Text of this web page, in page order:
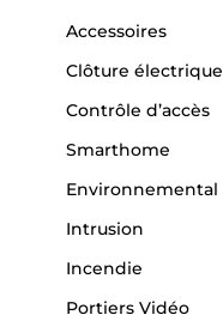
Accessoires
Clôture électrique
Contrôle d’accès
Smarthome
Environnemental
Intrusion
Incendie
Portiers Vidéo